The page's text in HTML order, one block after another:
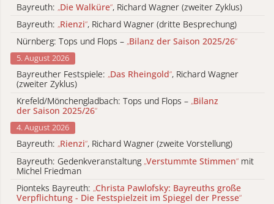
Bayreuth: „Die Walküre“, Richard Wagner (zweiter Zyklus)
Bayreuth: „Rienzi“, Richard Wagner (dritte Besprechung)
Nürnberg: Tops und Flops – „Bilanz der Saison 2025/26“
5. August 2026
Bayreuther Festspiele: „Das Rheingold“, Richard Wagner
(zweiter Zyklus)
Krefeld/Mönchengladbach: Tops und Flops – „Bilanz
der Saison 2025/26“
4. August 2026
Bayreuth: „Rienzi“, Richard Wagner (zweite Vorstellung)
Bayreuth: Gedenkveranstaltung „Verstummte Stimmen“ mit
Michel Friedman
Pionteks Bayreuth: „Christa Pawlofsky: Bayreuths große
Verpflichtung - Die Festspielzeit im Spiegel der Presse“